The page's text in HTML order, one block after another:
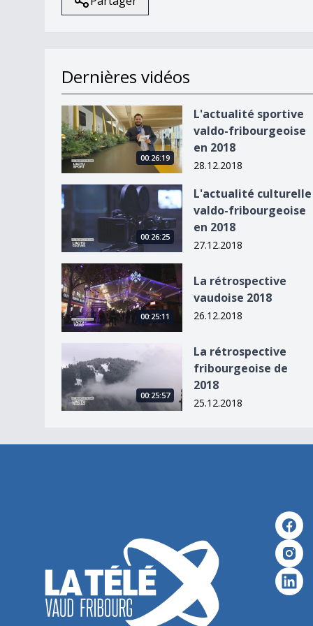
Dernières vidéos
L&#039;actualité sportive valdo-fribourgeoise
00:26:19
L'actualité sportive
valdo-fribourgeoise
en 2018
28.12.2018
L&#039;actualité culturelle valdo-fribourgeoise
00:26:25
L'actualité culturelle
valdo-fribourgeoise
en 2018
27.12.2018
La rétrospective vaudoise 2018
00:25:11
La rétrospective
vaudoise 2018
26.12.2018
La rétrospective fribourgeoise de 2018
00:25:57
La rétrospective
fribourgeoise de
2018
25.12.2018